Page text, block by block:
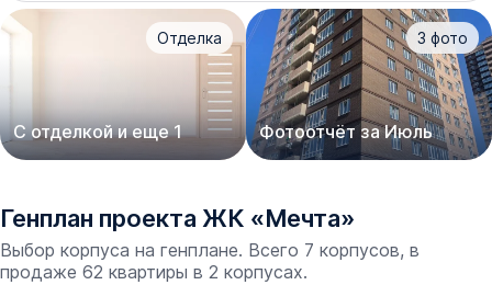
Отделка
С отделкой и еще 1
3 фото
Фотоотчёт за Июль
Генплан проекта ЖК «Мечта»
Выбор корпуса на генплане. Всего 7 корпусов, в
продаже 62 квартиры в 2 корпусах.